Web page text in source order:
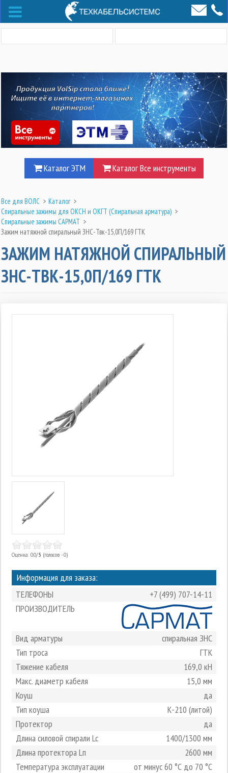
Каталог ЭТМ Каталог Все инструменты
Все для ВОЛС > Каталог >
Спиральные зажимы для ОКСН и ОКГТ (Cпиральная арматура) >
Спиральные зажимы САРМАТ >
Зажим натяжной спиральный ЗНС-Твк-15,0П/169 ГТК
ЗАЖИМ НАТЯЖНОЙ СПИРАЛЬНЫЙ
ЗНС-ТВК-15,0П/169 ГТК
Оценка: 0.0/5 (голосов - 0)
Информация для заказа:
ТЕЛЕФОНЫ
+7 (499) 707-14-11
ПРОИЗВОДИТЕЛЬ
Вид арматуры
спиральная ЗНС
Тип троса
ГТК
Тяжение кабеля
169,0 кН
Макс. диаметр кабеля
15,0 мм
Коуш
да
Тип коуша
К-210 (литой)
Протектор
да
Длина силовой спирали Lc
1400/1300 мм
Длина протектора Lп
2600 мм
Температура эксплуатации
от минус 60 °С до 70 °С